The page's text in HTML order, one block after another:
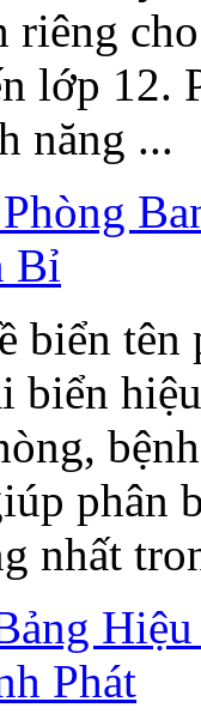
riêng
lớp 12.
năng ...
Bỉ
biển tên
biển
phân
nhất
Phát